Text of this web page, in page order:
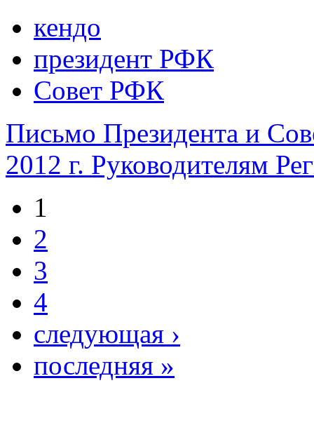
кендо
президент РФК
Совет РФК
Письмо Президента и
2012 г. Руководителям
1
2
3
4
следующая ›
последняя »